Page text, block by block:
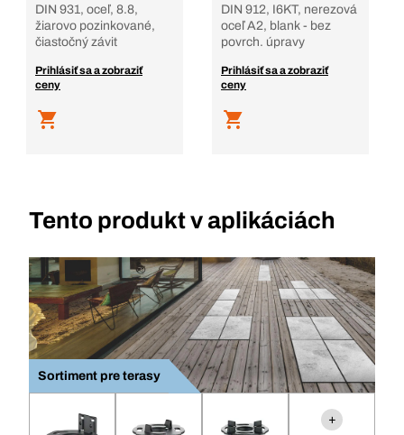
DIN 931, oceľ, 8.8,
žiarovo pozinkované,
čiastočný závit
Prihlásiť sa a zobraziť
ceny
DIN 912, I6KT, nerezová
oceľ A2, blank - bez
povrch. úpravy
Prihlásiť sa a zobraziť
ceny
Tento produkt v aplikáciách
Sortiment pre terasy
+